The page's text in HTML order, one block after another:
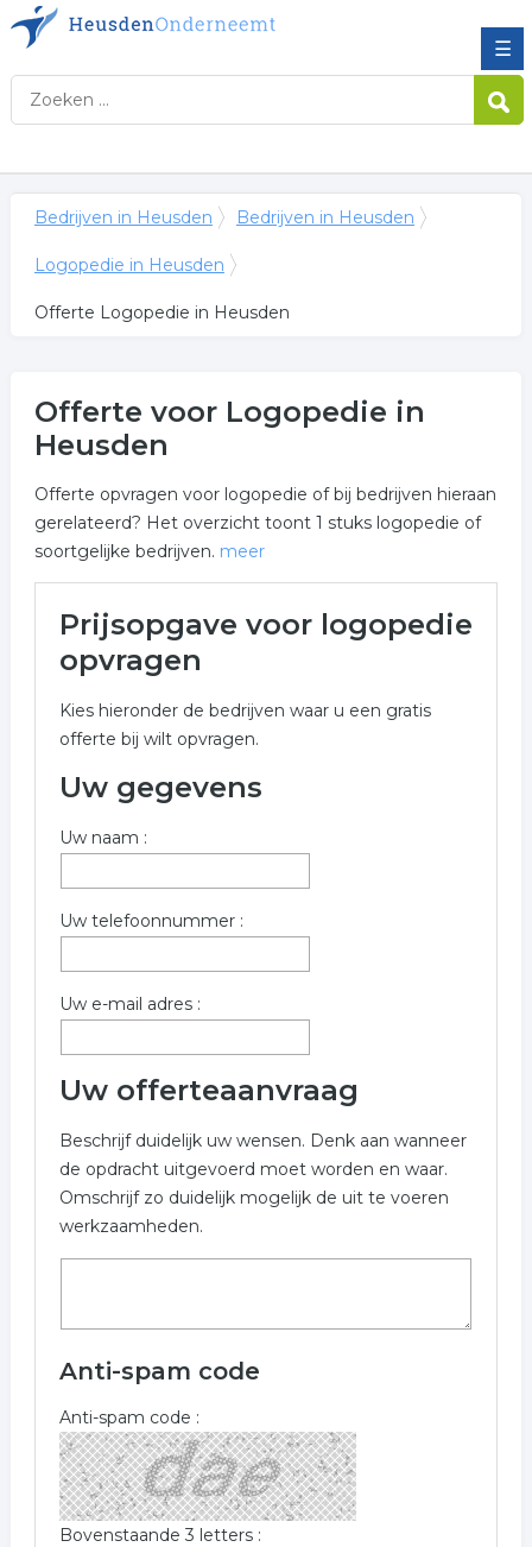
☰
Bedrijven in Heusden Bedrijven in Heusden
Logopedie in Heusden
Offerte Logopedie in Heusden
Offerte voor Logopedie in
Heusden
Offerte opvragen voor logopedie of bij bedrijven hieraan
gerelateerd? Het overzicht toont 1 stuks logopedie of
soortgelijke bedrijven. meer
Heusden
gerelateerde bedrijven in de omgeving van Heusden
voor een vrijblijvende aanvraag.
Gebruik onderstaand formulier voor gratis meer
Trefwoorden:
logopedist spraak therapie
logopediste taalontwikkeling
Prijsopgave voor logopedie
opvragen
Kies hieronder de bedrijven waar u een gratis
offerte bij wilt opvragen.
Uw gegevens
Uw naam :
Uw telefoonnummer :
Uw e-mail adres :
Uw offerteaanvraag
Beschrijf duidelijk uw wensen. Denk aan wanneer
de opdracht uitgevoerd moet worden en waar.
Omschrijf zo duidelijk mogelijk de uit te voeren
werkzaamheden.
Anti-spam code
Anti-spam code :
Bovenstaande 3 letters :